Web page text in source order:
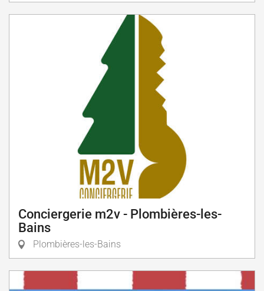
Conciergerie m2v - Plombières-les-
Bains
Plombières-les-Bains